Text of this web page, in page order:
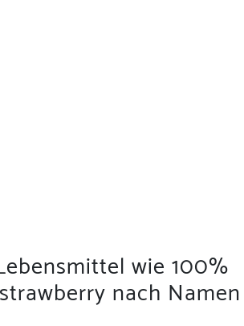
wie 100%
nach Namen